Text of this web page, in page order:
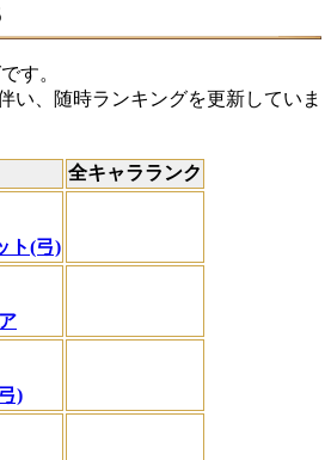
す。
い、随時ランキングを更新していま
全キャラランク
ト(弓)
)